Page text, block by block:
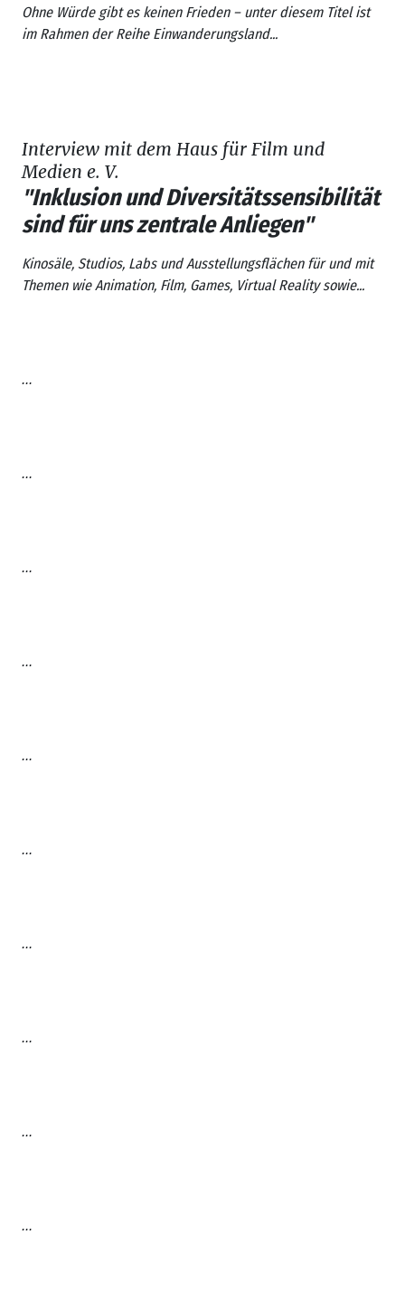
Ohne Würde gibt es keinen Frieden– unter diesem Titel ist
im Rahmen der Reihe Einwanderungsland...
Interview mit dem Haus für Film und
Medien e. V.
"Inklusion und Diversitätssensibilität
sind für uns zentrale Anliegen"
Kinosäle, Studios, Labs und Ausstellungsflächen für und mit
Themen wie Animation, Film, Games, Virtual Reality sowie...
...
...
...
...
...
...
...
...
...
...